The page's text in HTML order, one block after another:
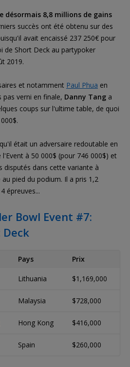
désormais 8,8 millions de gains
succès ont été obtenu sur des
avait encaissé 237 250€ pour
de Short Deck au partypoker
2019.
et notamment Paul Phua en
pas verni en finale, Danny Tang a
coups sur l'ultime table, de quoi
était un adversaire redoutable en
l'Event à 50 000$ (pour 746 000$) et
disputés dans cette variante à
au pied du podium. Il a pris 1,2
épreuves...
Bowl Event #7:
Pays Prix
Lithuania $1,169,000
Malaysia $728,000
Hong Kong $416,000
Spain $260,000